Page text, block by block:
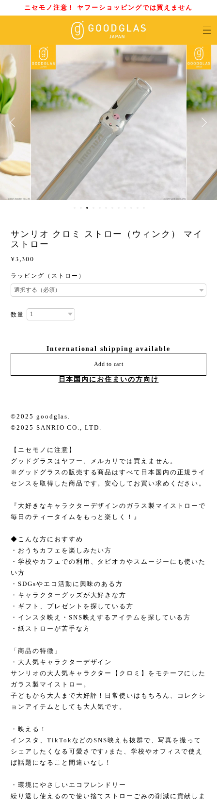
ニセモノ注意！ ヤフーショッピングでは買えません
サンリオ クロミ ストロー（ウィンク） マイ
ストロー
¥3,300
ラッピング（ストロー）
数量
International shipping available
Add to cart
日本国内にお住まいの方向け
©2025 goodglas.
©2025 SANRIO CO., LTD.
【ニセモノに注意】
グッドグラスはヤフー、メルカリでは買えません。
※グッドグラスの販売する商品はすべて日本国内の正規ライ
センスを取得した商品です。安心してお買い求めください。
『大好きなキャラクターデザインのガラス製マイストローで
毎日のティータイムをもっと楽しく！』
◆こんな方におすすめ
・おうちカフェを楽しみたい方
・学校やカフェでの利用、タピオカやスムージーにも使いた
い方
・SDGsやエコ活動に興味のある方
・キャラクターグッズが大好きな方
・ギフト、プレゼントを探している方
・インスタ映え・SNS映えするアイテムを探している方
・紙ストローが苦手な方
「商品の特徴」
・大人気キャラクターデザイン
サンリオの大人気キャラクター【クロミ】をモチーフにした
ガラス製マイストロー。
子どもから大人まで大好評！日常使いはもちろん、コレクシ
ョンアイテムとしても大人気です。
・映える！
インスタ、TikTokなどのSNS映えも抜群で、写真を撮って
シェアしたくなる可愛さです♪また、学校やオフィスで使え
ば話題になること間違いなし！
・環境にやさしいエコフレンドリー
繰り返し使えるので使い捨てストローごみの削減に貢献しま